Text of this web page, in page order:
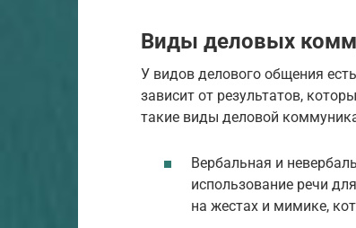
Виды деловых
У видов делового общения
зависит от результатов,
такие виды деловой
Вербальная и
использование речи
на жестах и мимике,